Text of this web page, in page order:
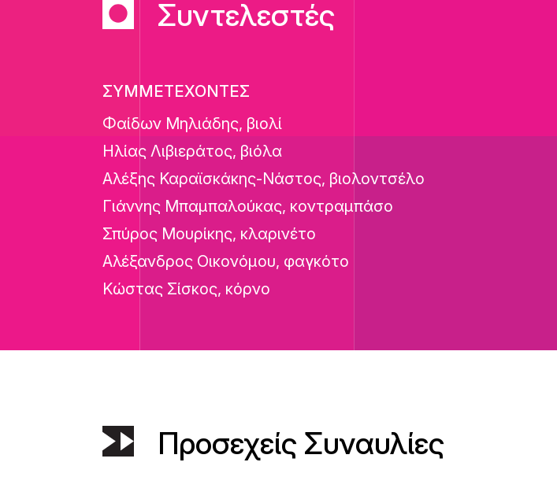
Συντελεστές
ΣΥΜΜΕΤΕΧΟΝΤΕΣ
Φαίδων Μηλιάδης, βιολί
Ηλίας Λιβιεράτος, βιόλα
Αλέξης Καραϊσκάκης-Νάστος, βιολοντσέλο
Γιάννης Μπαμπαλούκας, κοντραμπάσο
Σπύρος Μουρίκης, κλαρινέτο
Αλέξανδρος Οικονόμου, φαγκότο
Κώστας Σίσκος, κόρνο
Προσεχείς Συναυλίες